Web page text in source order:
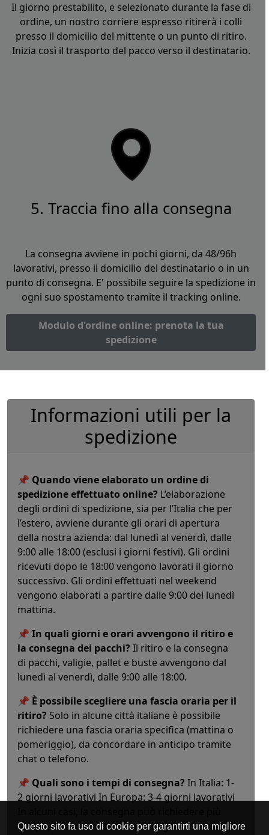
Il giorno prestabilito, e selezionato durante la fase di
ordine, un nostro corriere espresso ritirerà i colli
presso il domicilio del mittente o un punto di ritiro.
Inizia così il trasporto del pacco verso il destinatario.
5. Traccia fino alla consegna
La consegna avviene in pochi giorni, da 48/96h
lavorativi, presso il domicilio del destinatario o in un
punto di consegna. E' possibile seguire la spedizione in
ogni suo spostamento tramite il tracking online.
Modulo d'ordine online: prenota la tua
spedizione
Informazioni utili per la
spedizione
📌 Quando viene elaborato un ordine di
spedizione effettuato online? L’elaborazione
degli ordini di spedizione, sia per l’Italia che per
l’estero, avviene durante gli orari di apertura
della nostra azienda: dal lunedì al venerdì, dalle
9:00 alle 18:00 (esclusi i giorni festivi). Gli ordini
ricevuti dopo le 18:00 vengono lavorati il giorno
successivo. Gli ordini effettuati nel weekend
vengono elaborati a partire dalle 9:00 del lunedì
mattina.
📌 In quali giorni e orari avvengono il ritiro e
la consegna dei pacchi? Il ritiro e la consegna
di pacchi, valigie, pallet e buste avvengono dal
lunedì al venerdì, dalle 9:00 alle 18:00.
📌 È possibile scegliere una fascia oraria per il
ritiro? Solo in alcune città italiane è possibile
richiedere una fascia oraria specifica (mattina o
pomeriggio), da concordare in anticipo tramite
chat o telefono.
📌 Quali sono i tempi di consegna? In Italia: 1-
2 giorni lavorativi In Europa: 3-4 giorni lavorativi
tempo, fino a un massimo di 10 giorni lavorativi